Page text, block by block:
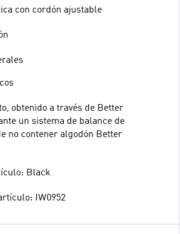
con cordón ajustable
obtenido a través de Better
un sistema de balance de
no contener algodón Better
Black
IW0952